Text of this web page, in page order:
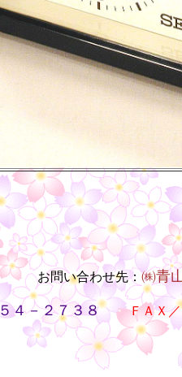
お問い合わせ先：㈱青
４－２７３８・・ ＦＡＸ／
○